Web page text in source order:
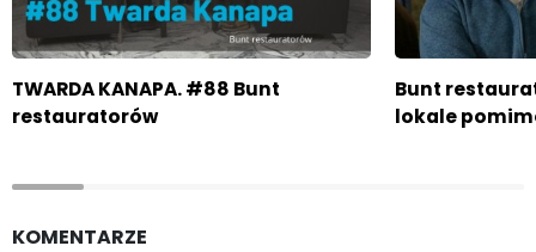
TWARDA KANAPA. #88 Bunt
restauratorów
Bunt
lokale
KOMENTARZE